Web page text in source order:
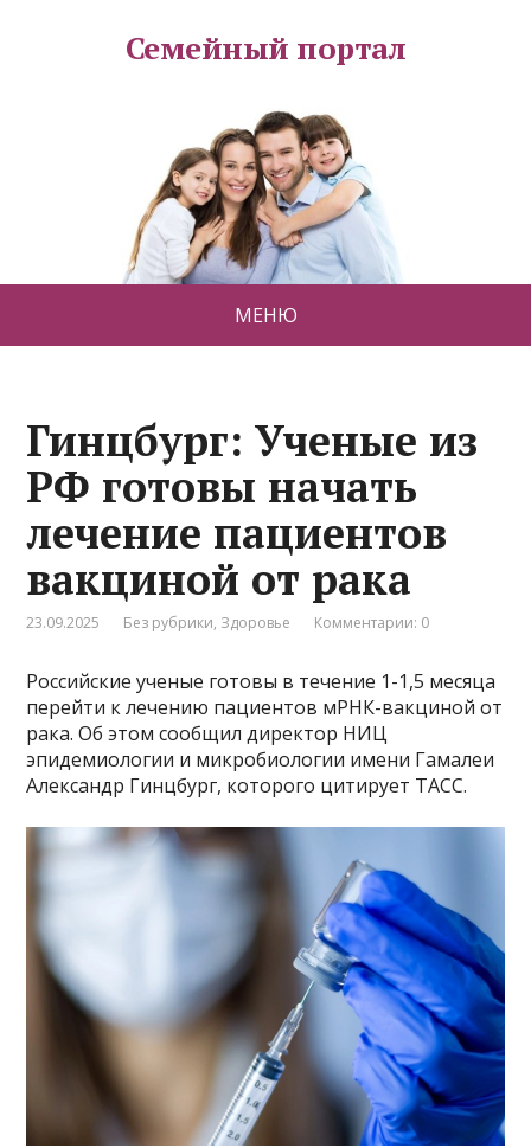
Семейный портал
МЕНЮ
Гинцбург: Ученые из
РФ готовы начать
лечение пациентов
вакциной от рака
23.09.2025 Без рубрики, Здоровье Комментарии: 0
Российские ученые готовы в течение 1-1,5 месяца
перейти к лечению пациентов мРНК-вакциной от
рака. Об этом сообщил директор НИЦ
эпидемиологии и микробиологии имени Гамалеи
Александр Гинцбург, которого цитирует ТАСС.